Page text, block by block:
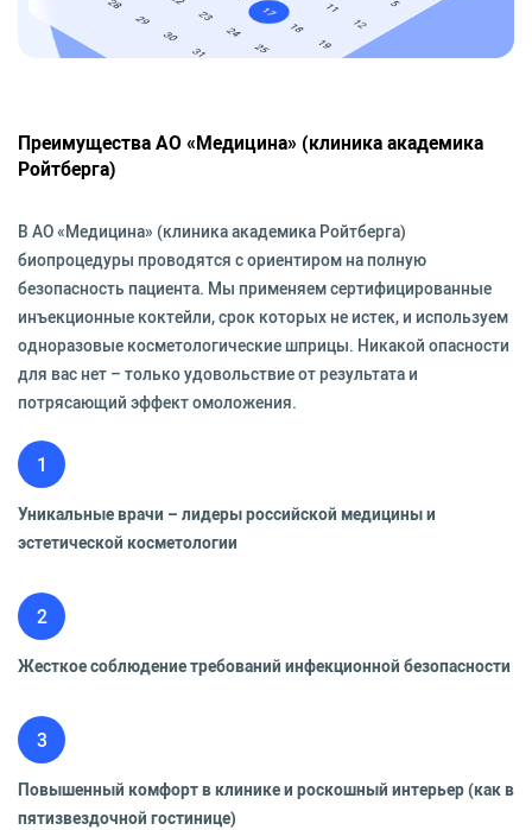
Преимущества АО «Медицина» (клиника академика
Ройтберга)
В АО «Медицина» (клиника академика Ройтберга)
биопроцедуры проводятся с ориентиром на полную
безопасность пациента. Мы применяем сертифицированные
инъекционные коктейли, срок которых не истек, и используем
одноразовые косметологические шприцы. Никакой опасности
для вас нет – только удовольствие от результата и
потрясающий эффект омоложения.
1
Уникальные врачи – лидеры российской медицины и
эстетической косметологии
2
Жесткое соблюдение требований инфекционной безопасности
3
Повышенный комфорт в клинике и роскошный интерьер (как в
пятизвездочной гостинице)